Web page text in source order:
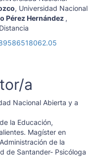
, Universidad Nacional
Pérez Hernández ,
a
Nacional Abierta y a
la Educación,
Magíster en
de la
de Santander- Psicóloga